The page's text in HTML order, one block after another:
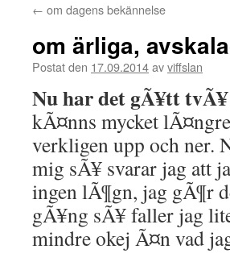
← om dagens bekännelse
om ärliga,
Postat den 17.09.2014avviffslan
Nu har det gÃ¥tt
kÃ¤nns mycket
verkligen upp och ner.
mig sÃ¥ svarar jag att
ingen lÃ¶gn, jag gÃ¶r
gÃ¥ng sÃ¥ faller jag
mindre okej Ã¤n vad